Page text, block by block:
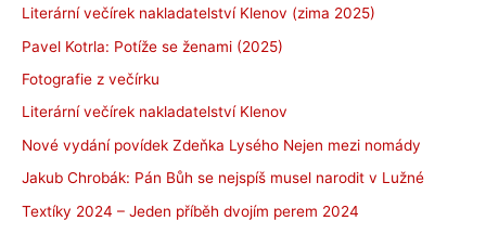
Literární večírek nakladatelství Klenov (zima 2025)
Pavel Kotrla: Potíže se ženami (2025)
Fotografie z večírku
Literární večírek nakladatelství Klenov
Nové vydání povídek Zdeňka Lysého Nejen mezi nomády
Jakub Chrobák: Pán Bůh se nejspíš musel narodit v Lužné
Textíky 2024 – Jeden příběh dvojím perem 2024